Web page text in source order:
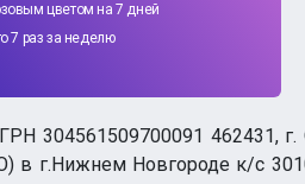
цветом на 7 дней
7 раз за неделю
304561509700091 462431, г.
г.Нижнем Новгороде к/с